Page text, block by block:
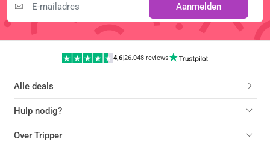
Aanmelden
4,6|26.048 reviews
Alle deals
Hulp nodig?
Over Tripper